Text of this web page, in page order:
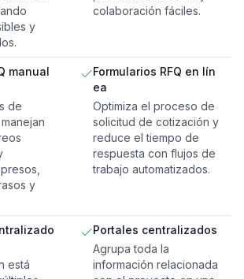
y
colaboración fáciles.
manual
de
y
Formularios RFQ en lín
ea
Optimiza el proceso de
solicitud de cotización y
reduce el tiempo de
respuesta con flujos de
trabajo automatizados.
está
Portales centralizados
Agrupa toda la
información relacionada